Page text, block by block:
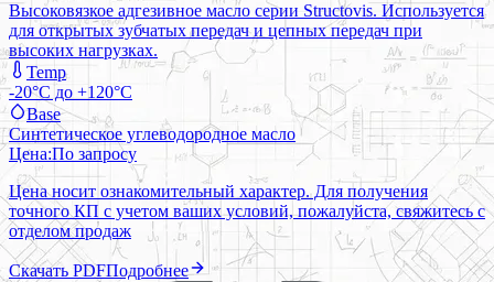
Высоковязкое адгезивное масло серии Structovis. Используется
для открытых зубчатых передач и цепных передач при
высоких нагрузках.
Temp
-20°C до +120°C
Base
Синтетическое углеводородное масло
Цена:По запросу
Цена носит ознакомительный характер. Для получения
точного КП с учетом ваших условий, пожалуйста, свяжитесь с
отделом продаж
Скачать PDFПодробнее